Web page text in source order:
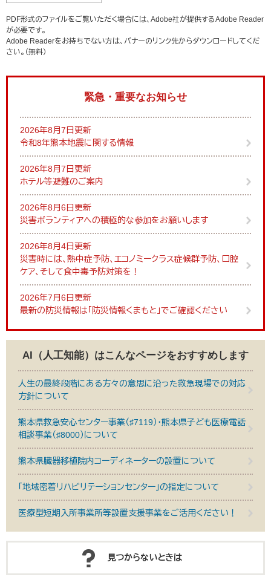
PDF形式のファイルをご覧いただく場合には、Adobe社が提供するAdobe Reader
が必要です。
Adobe Readerをお持ちでない方は、バナーのリンク先からダウンロードしてくだ
さい。（無料）
緊急・重要なお知らせ
2026年8月7日更新
令和8年熊本地震に関する情報
2026年8月7日更新
ホテル等避難のご案内
2026年8月6日更新
災害ボランティアへの積極的な参加をお願いします
2026年8月4日更新
災害時には、熱中症予防、エコノミークラス症候群予防、口腔
ケア、そして食中毒予防対策を！
2026年7月6日更新
最新の防災情報は「防災情報くまもと」でご確認ください
AI（人工知能）はこんなページをおすすめします
人生の最終段階にある方々の意思に沿った救急現場での対応
方針について
熊本県救急安心センター事業（♯7119）・熊本県子ども医療電話
相談事業（♯8000）について
熊本県臓器移植院内コーディネーターの設置について
「地域密着リハビリテーションセンター」の指定について
医療型短期入所事業所等設置支援事業をご活用ください！
見つからないときは